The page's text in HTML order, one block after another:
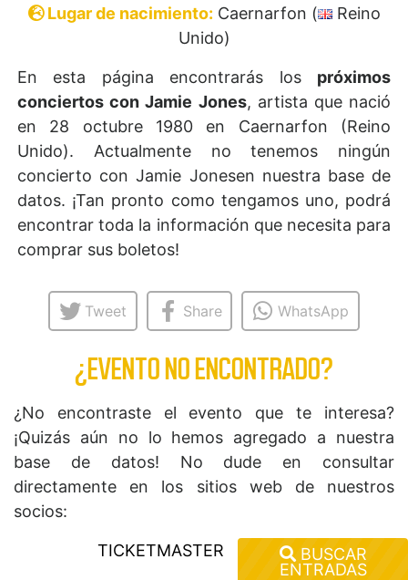
Lugar de nacimiento: Caernarfon (
Reino
Unido)
En esta página encontrarás los próximos
conciertos con Jamie Jones, artista que nació
en 28 octubre 1980 en Caernarfon (Reino
Unido). Actualmente no tenemos ningún
concierto con Jamie Jonesen nuestra base de
datos. ¡Tan pronto como tengamos uno, podrá
encontrar toda la información que necesita para
comprar sus boletos!
Tweet Share WhatsApp
¿EVENTO NO ENCONTRADO?
¿No encontraste el evento que te interesa?
¡Quizás aún no lo hemos agregado a nuestra
base de datos! No dude en consultar
directamente en los sitios web de nuestros
socios:
TICKETMASTER
BUSCAR
ENTRADAS